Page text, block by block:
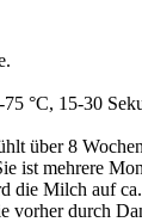
°C, 15-30
über 8
ist mehrere
Milch auf
durch